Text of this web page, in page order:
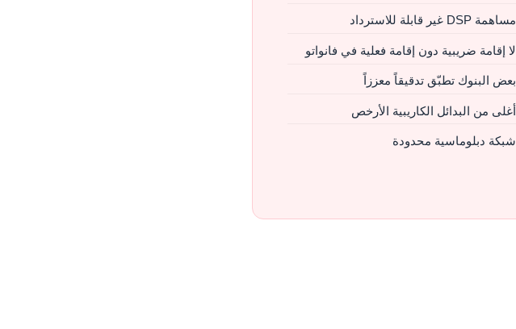
مساهمة DSP غير قابلة للاسترداد
لا إقامة ضريبية دون إقامة فعلية في فانواتو
بعض البنوك تطبّق تدقيقاً معززاً
أغلى من البدائل الكاريبية الأرخص
شبكة دبلوماسية محدودة